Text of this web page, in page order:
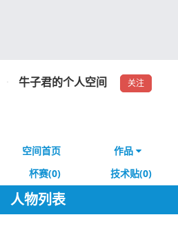
牛子君的个人空间 关注
空间首页 作品
杯赛(0)
技术贴(0)
人物列表